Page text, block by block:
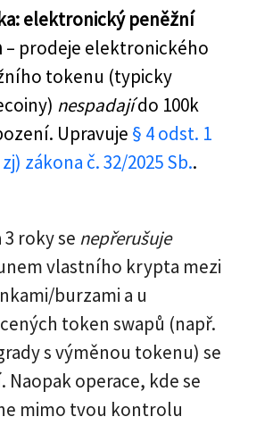
elektronický peněžní
– prodeje elektronického
tokenu (typicky
nespadajído 100k
Upravuje § 4 odst. 1
zákona č. 32/2025 Sb..
roky se nepřerušuje
vlastního krypta mezi
burzami a u
token swapů (např.
s výměnou tokenu) se
Naopak operace, kde se
mimo tvou kontrolu